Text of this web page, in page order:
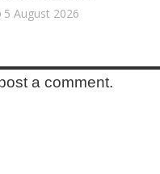
5 August 2026
a comment.